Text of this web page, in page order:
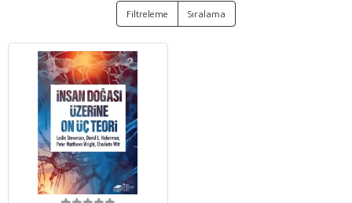
Filtreleme Sıralama